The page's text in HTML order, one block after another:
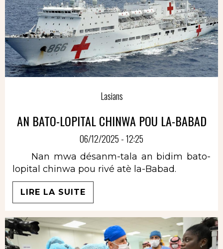
Lasians
AN BATO-LOPITAL CHINWA POU LA-BABAD
06/12/2025 - 12:25
Nan mwa désanm-tala an bidim bato-
lopital chinwa pou rivé atè la-Babad.
LIRE LA SUITE